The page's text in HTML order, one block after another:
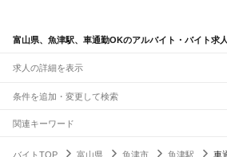
富山県、魚津駅、車通勤OKのアルバイト・バイト求
求人の詳細を表示
条件を追加・変更して検索
市区町村を追加・変更
駅を追加・変更
関連キーワード
バイトTOP
富山県 魚津市 魚津駅 車